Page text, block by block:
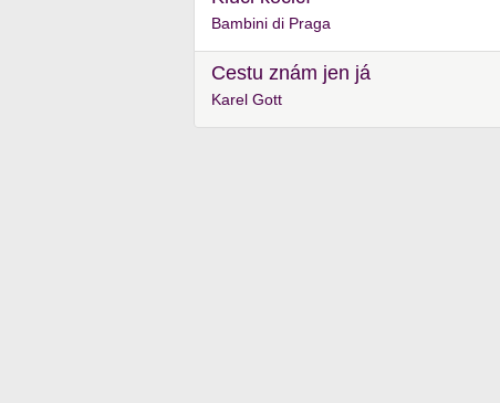
Bambini di Praga
Cestu znám jen já
Karel Gott